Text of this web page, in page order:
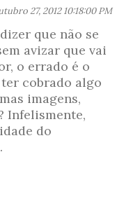
27, 2012 10:18:00 PM
que não se
avizar que vai
o errado é o
cobrado algo
imagens,
Infelismente,
do